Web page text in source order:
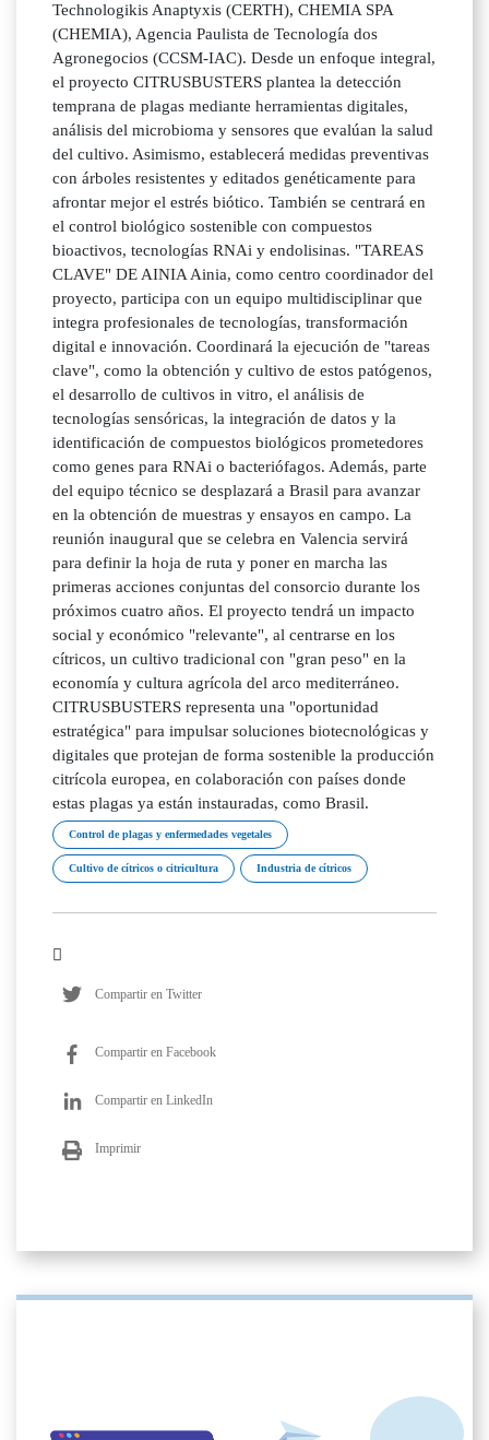
Technologikis Anaptyxis (CERTH), CHEMIA SPA
(CHEMIA), Agencia Paulista de Tecnología dos
Agronegocios (CCSM-IAC). Desde un enfoque integral,
el proyecto CITRUSBUSTERS plantea la detección
temprana de plagas mediante herramientas digitales,
análisis del microbioma y sensores que evalúan la salud
del cultivo. Asimismo, establecerá medidas preventivas
con árboles resistentes y editados genéticamente para
afrontar mejor el estrés biótico. También se centrará en
el control biológico sostenible con compuestos
bioactivos, tecnologías RNAi y endolisinas. "TAREAS
CLAVE" DE AINIA Ainia, como centro coordinador del
proyecto, participa con un equipo multidisciplinar que
integra profesionales de tecnologías, transformación
digital e innovación. Coordinará la ejecución de "tareas
clave", como la obtención y cultivo de estos patógenos,
el desarrollo de cultivos in vitro, el análisis de
tecnologías sensóricas, la integración de datos y la
identificación de compuestos biológicos prometedores
como genes para RNAi o bacteriófagos. Además, parte
del equipo técnico se desplazará a Brasil para avanzar
en la obtención de muestras y ensayos en campo. La
reunión inaugural que se celebra en Valencia servirá
para definir la hoja de ruta y poner en marcha las
primeras acciones conjuntas del consorcio durante los
próximos cuatro años. El proyecto tendrá un impacto
social y económico "relevante", al centrarse en los
cítricos, un cultivo tradicional con "gran peso" en la
economía y cultura agrícola del arco mediterráneo.
CITRUSBUSTERS representa una "oportunidad
estratégica" para impulsar soluciones biotecnológicas y
digitales que protejan de forma sostenible la producción
citrícola europea, en colaboración con países donde
estas plagas ya están instauradas, como Brasil.
Control de plagas y enfermedades vegetales
Cultivo de cítricos o citricultura Industria de cítricos
Compartir en Twitter
Compartir en Facebook
Compartir en LinkedIn
Imprimir